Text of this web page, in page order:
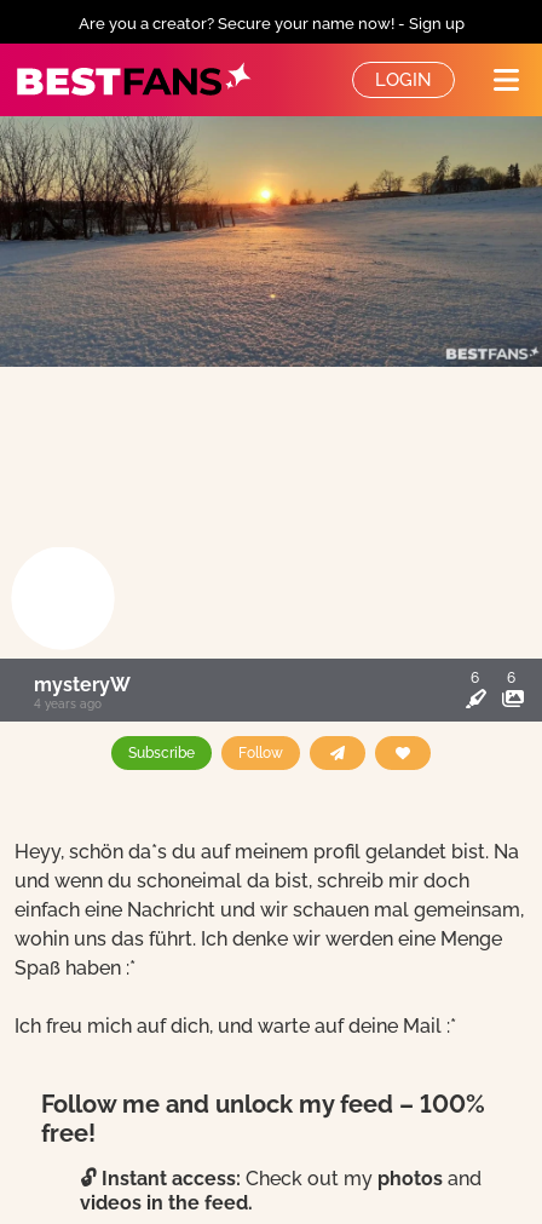
Are you a creator? Secure your name now! - Sign up
BestFans – Zurück zur Startseite LOGIN
mysteryW
4 years ago
6 6
Subscribe Follow
Heyy, schön da*s du auf meinem profil gelandet bist. Na
und wenn du schoneimal da bist, schreib mir doch
einfach eine Nachricht und wir schauen mal gemeinsam,
wohin uns das führt. Ich denke wir werden eine Menge
Spaß haben :*
Ich freu mich auf dich, und warte auf deine Mail :*
Follow me and unlock my feed – 100%
free!
🔓 Instant access: Check out my photosand
videos in the feed.